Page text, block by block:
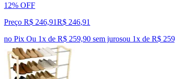
12% OFF
Preço R$ 246,91R$ 246,91
no Pix Ou 1x de R$ 259,90 sem jurosou 1x de R$